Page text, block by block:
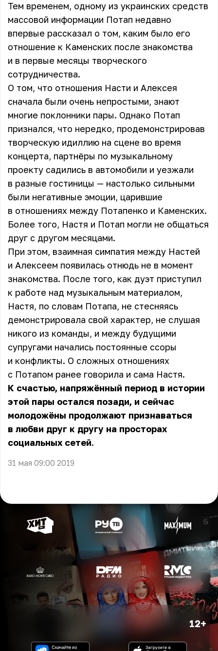
Тем временем, одному из украинских средств
массовой информации Потап недавно
впервые рассказал о том, каким было его
отношение к Каменских после знакомства
и в первые месяцы творческого
сотрудничества.
О том, что отношения Насти и Алексея
сначала были очень непростыми, знают
многие поклонники пары. Однако Потап
признался, что нередко, продемонстрировав
творческую идиллию на сцене во время
концерта, партнёры по музыкальному
проекту садились в автомобили и уезжали
в разные гостиницы — настолько сильными
были негативные эмоции, царившие
в отношениях между Потапенко и Каменских.
Более того, Настя и Потап могли не общаться
друг с другом месяцами.
При этом, взаимная симпатия между Настей
и Алексеем появилась отнюдь не в момент
знакомства. После того, как дуэт приступил
к работе над музыкальным материалом,
Настя, по словам Потапа, не стесняясь
демонстрировала свой характер, не слушая
никого из команды, и между будущими
супругами начались постоянные ссоры
и конфликты. О сложных отношениях
с Потапом ранее говорила и сама Настя.
К счастью, напряжённый период в истории
этой пары остался позади, и сейчас
молодожёны продолжают признаваться
в любви друг к другу на просторах
социальных сетей.
31 мая 09:00 2019
12+